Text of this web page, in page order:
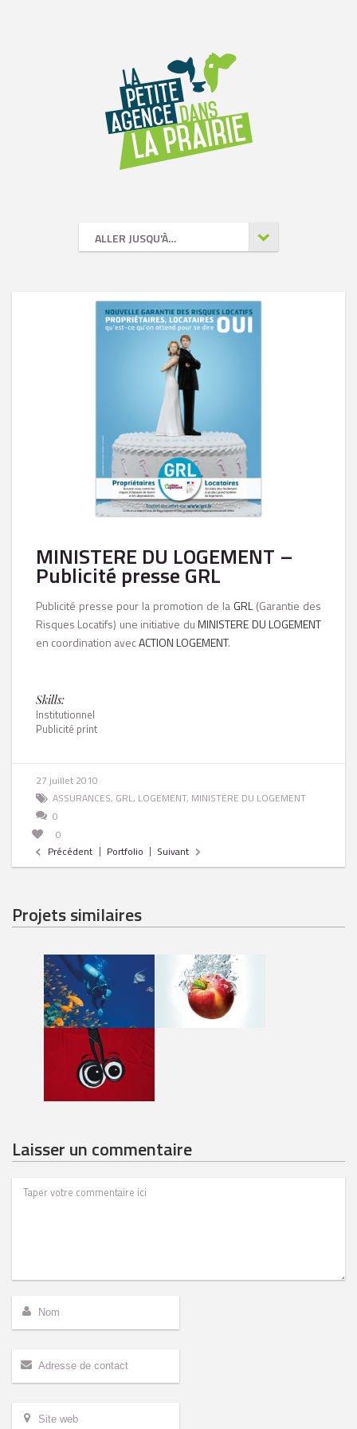
ALLER JUSQU'À…
MINISTERE DU LOGEMENT –
Publicité presse GRL
Publicité presse pour la promotion de la GRL(Garantie des
Risques Locatifs) une initiative duMINISTERE DU LOGEMENT
en coordination avecACTION LOGEMENT.
Skills:
Institutionnel
Publicité print
27 juillet 2010
ASSURANCES, GRL, LOGEMENT, MINISTERE DU LOGEMENT
0
0
Précédent
Portfolio Suivant
Projets similaires
Laisser un commentaire